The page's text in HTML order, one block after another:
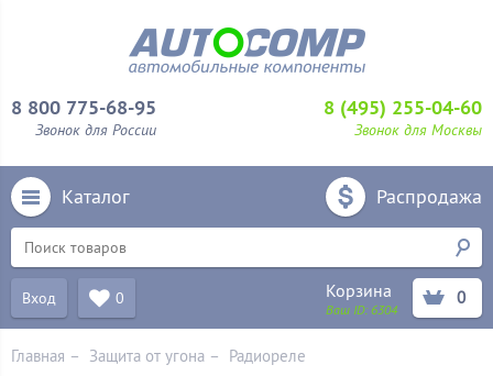
8 800 775-68-95
Звонок для России
8 (495) 255-04-60
Звонок для Москвы
Каталог Распродажа
Вход 0 Корзина
Ваш ID:6304
0
Главная – Защита от угона – Радиореле